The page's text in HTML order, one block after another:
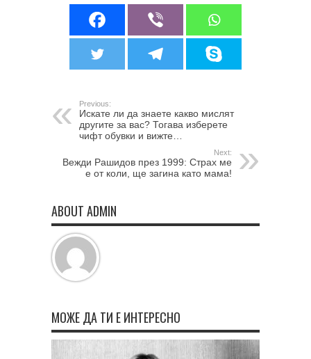
Previous:
Искате ли да знаете какво мислят
другите за вас? Тогава изберете
чифт обувки и вижте…
Next:
Вежди Рашидов през 1999: Страх ме
е от коли, ще загина като мама!
ABOUT ADMIN
МОЖЕ ДА ТИ Е ИНТЕРЕСНО